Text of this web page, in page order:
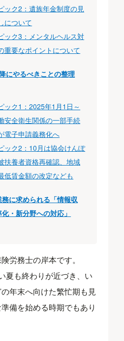
ック2：遺族年金制度の見
について
ック3：メンタルヘルス対
重要なポイントについて
にやるべきことの整理
ック1：2025年1月1日～
安全衛生関係の一部手続
電子申請義務化へ
ック2：10月は協会けんぽ
扶養者資格再確認、地域
低賃金額の改定なども
務に求められる「情報収
・新分野への対応」
労務士の岸本です。
夏も終わりが近づき、い
年末へ向けた繁忙期も見
備を始める時期でもあり